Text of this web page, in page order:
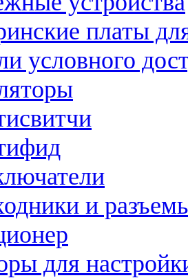
платы
условного
и
для